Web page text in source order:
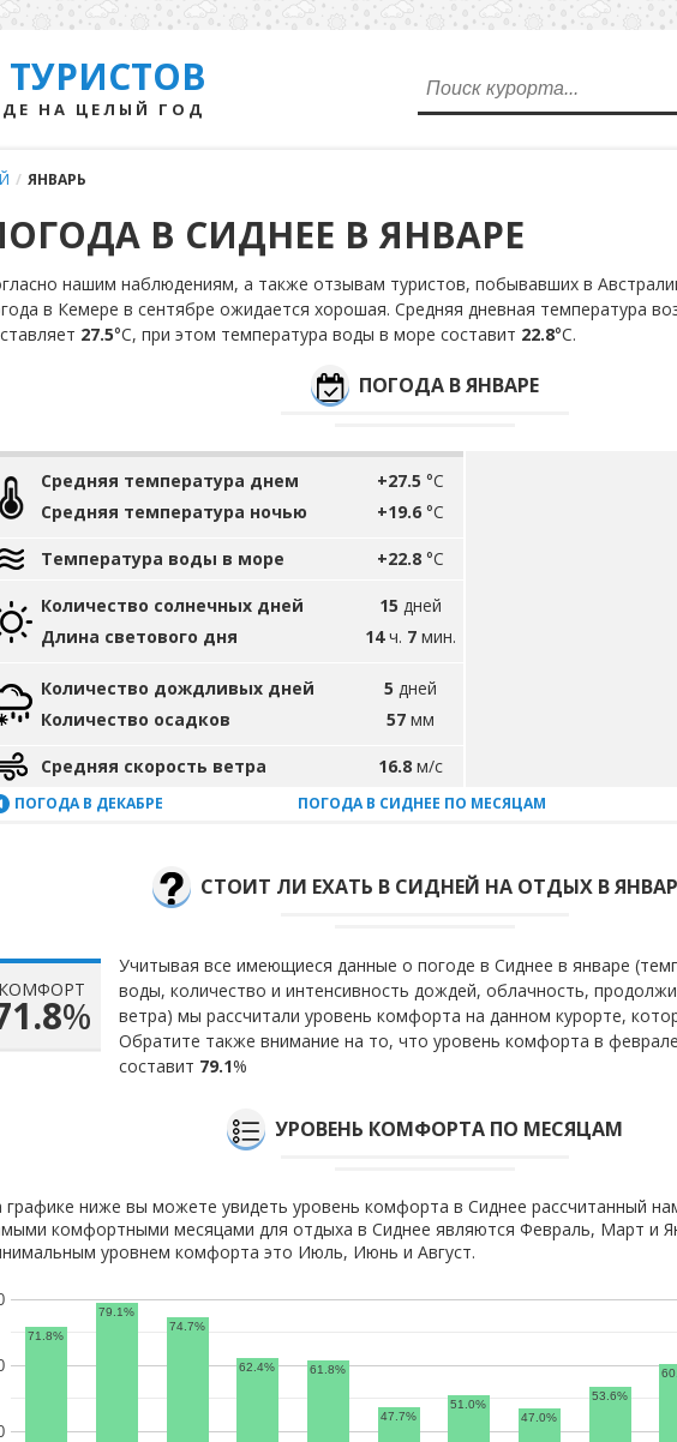
НА ЦЕЛЫЙ ГОД
/ ЯНВАРЬ
В СИДНЕЕ В ЯНВАРЕ
нашим наблюдениям, а также отзывам туристов, побывавших в
в Кемере в сентябре ожидается хорошая. Средняя дневная температура
27.5°С, при этом температура воды в море составит 22.8°С.
ПОГОДА В ЯНВАРЕ
Средняя температура днем
Средняя температура ночью
+27.5 °C
+19.6 °C
Температура воды в море +22.8 °C
Количество солнечных дней
Длина светового дня
15 дней
14ч. 7 мин.
Количество дождливых дней
Количество осадков
5 дней
57 мм
Средняя скорость ветра 16.8 м/с
ПОГОДА В ДЕКАБРЕ ПОГОДА В СИДНЕЕ ПО МЕСЯЦАМ
СТОИТ ЛИ ЕХАТЬ В СИДНЕЙ НА ОТДЫХ В
КОМФОРТ
%
Учитывая все имеющиеся данные о погоде в Сиднее в январе
воды, количество и интенсивность дождей, облачность,
ветра) мы рассчитали уровень комфорта на данном курорте,
Обратите также внимание на то, что уровень комфорта в
составит 79.1%
УРОВЕНЬ КОМФОРТА ПО МЕСЯЦАМ
графике ниже вы можете увидеть уровень комфорта в Сиднее рассчитанный
комфортными месяцами для отдыха в Сиднее являются Февраль, Март и
уровнем комфорта это Июль, Июнь и Август.
71.8%
79.1%
74.7%
62.4% 61.8%
47.7%
51.0%
47.0%
53.6%